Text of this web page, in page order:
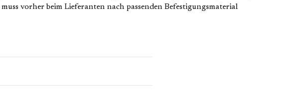
vorher beim Lieferanten nach passenden Befestigungsmaterial